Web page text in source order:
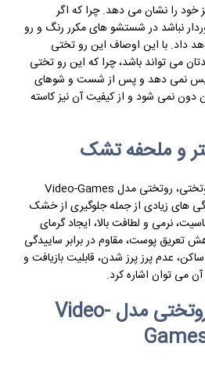
خود را نشان می دهد. چرا که اگر
نباشد در شستشو های مکرر رنگ و رو
داد. با این اوصاف این رو تختی
می تواند باشد، چرا که این رو تختی
پس نمی دهد و پس از شست و شوهای
دون نمی شود و از کیفیت آن نیز کاسته
و ملحفه تشک
پارچه استفاده شده در این روتختی، روتختی مدل Video-Games
های زیادی از جمله جلوگیری از خشک
نرمی و لطافت بالا، ایجاد گرمای
تعریق پوست، مقاوم در برابر ساییدگی
عدم پرز پرز شدن، قابلیت بازیافت و
می توان اشاره کرد.
ویژگی های روتختی مدل Video-